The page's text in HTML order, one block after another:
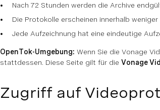
Nach 72 Stunden werden die Archive
Die Protokolle erscheinen innerhalb
Jede Aufzeichnung hat eine eindeutige
OpenTok-Umgebung: Wenn Sie die Vonage
stattdessen. Diese Seite gilt für die Vonage
Zugriff auf